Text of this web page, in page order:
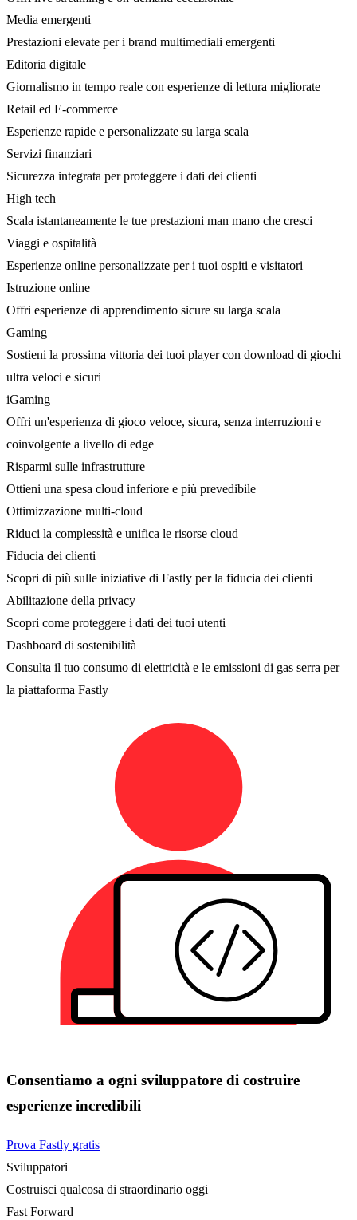
Media emergenti
Prestazioni elevate per i brand multimediali emergenti
Editoria digitale
Giornalismo in tempo reale con esperienze di lettura migliorate
Retail ed E-commerce
Esperienze rapide e personalizzate su larga scala
Servizi finanziari
Sicurezza integrata per proteggere i dati dei clienti
High tech
Scala istantaneamente le tue prestazioni man mano che cresci
Viaggi e ospitalità
Esperienze online personalizzate per i tuoi ospiti e visitatori
Istruzione online
Offri esperienze di apprendimento sicure su larga scala
Gaming
Sostieni la prossima vittoria dei tuoi player con download di giochi
ultra veloci e sicuri
iGaming
Offri un'esperienza di gioco veloce, sicura, senza interruzioni e
coinvolgente a livello di edge
Risparmi sulle infrastrutture
Ottieni una spesa cloud inferiore e più prevedibile
Ottimizzazione multi-cloud
Riduci la complessità e unifica le risorse cloud
Fiducia dei clienti
Scopri di più sulle iniziative di Fastly per la fiducia dei clienti
Abilitazione della privacy
Scopri come proteggere i dati dei tuoi utenti
Dashboard di sostenibilità
Consulta il tuo consumo di elettricità e le emissioni di gas serra per
la piattaforma Fastly
Consentiamo a ogni sviluppatore di costruire
esperienze incredibili
Prova Fastly gratis
Sviluppatori
Costruisci qualcosa di straordinario oggi
Fast Forward